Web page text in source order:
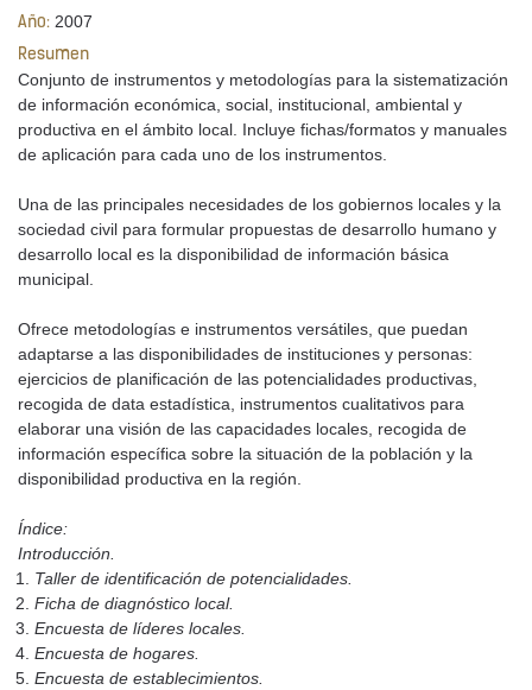
Año: 2007
Resumen
Conjunto de instrumentos y metodologías para la sistematización
de información económica, social, institucional, ambiental y
productiva en el ámbito local. Incluye fichas/formatos y manuales
de aplicación para cada uno de los instrumentos.
Una de las principales necesidades de los gobiernos locales y la
sociedad civil para formular propuestas de desarrollo humano y
desarrollo local es la disponibilidad de información básica
municipal.
Ofrece metodologías e instrumentos versátiles, que puedan
adaptarse a las disponibilidades de instituciones y personas:
ejercicios de planificación de las potencialidades productivas,
recogida de data estadística, instrumentos cualitativos para
elaborar una visión de las capacidades locales, recogida de
información específica sobre la situación de la población y la
disponibilidad productiva en la región.
Índice:
Introducción.
Taller de identificación de potencialidades.
Ficha de diagnóstico local.
Encuesta de líderes locales.
Encuesta de hogares.
Encuesta de establecimientos.